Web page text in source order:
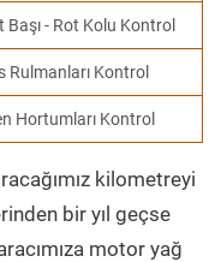
Başı - Rot Kolu Kontrol
Rulmanları Kontrol
Hortumları Kontrol
kilometreyi
bir yıl geçse
motor yağ